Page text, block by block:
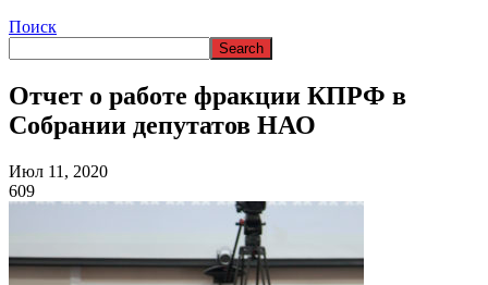
Поиск
Отчет о работе фракции КПРФ в
Собрании депутатов НАО
Июл 11, 2020
609